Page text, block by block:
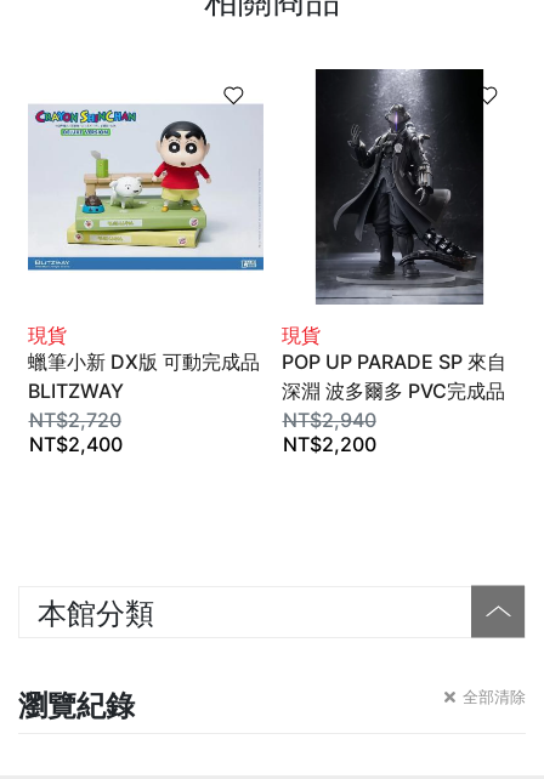
本館分類
瀏覽紀錄 全部清除
現貨
蠟筆小新 DX版 可動完成品
BLITZWAY
NT$2,720
NT$2,400
現貨
POP UP PARADE SP 來自
深淵 波多爾多 PVC完成品
GSC
NT$2,940
NT$2,200